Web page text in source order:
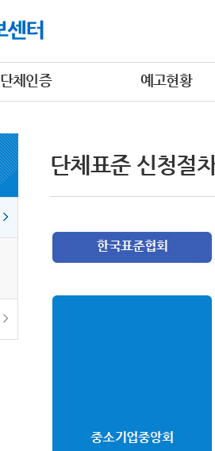
단체인증 예고현황
단체표준 신청절